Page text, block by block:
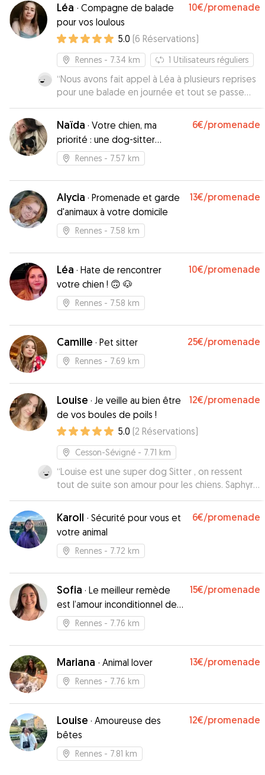
Léa · Compagne de balade
pour vos loulous
10€/promenade
5.0 (6 Réservations)
Rennes - 7.34 km 1 Utilisateurs réguliers
“Nous avons fait appel à Léa à plusieurs reprises
pour une balade en journée et tout se passe
très bien. Léa est ponctuelle, agréable et
attentionnée avec notre chien qui lui fait la fête
à chaque fois qu'elle la retrouve ! Nous avons
pleinement confiance en Léa et continuons de
lui demander de l'aide quand nous avons
Naïda · Votre chien, ma
priorité : une dog-sitter
dévoué pour des moments
complices et une tranquillité
d'esprit totale !
6€/promenade
Rennes - 7.57 km
Alycia · Promenade et garde
d'animaux à votre domicile
13€/promenade
Rennes - 7.58 km
Léa · Hate de rencontrer
votre chien ! 🙃 🐶
10€/promenade
Rennes - 7.58 km
Camille · Pet sitter 25€/promenade
Rennes - 7.69 km
Louise · Je veille au bien être
de vos boules de poils !
12€/promenade
5.0 (2 Réservations)
Cesson-Sévigné - 7.71 km
“Louise est une super dog Sitter , on ressent
tout de suite son amour pour les chiens. Saphyr
en a bien profité pour se faire caliner, ce qu’il
adore 🥰
Karoll · Sécurité pour vous et
votre animal
6€/promenade
Rennes - 7.72 km
Sofia · Le meilleur remède
est l’amour inconditionnel de
votre animal de compagnie
15€/promenade
Rennes - 7.76 km
Mariana · Animal lover 13€/promenade
Rennes - 7.76 km
Louise · Amoureuse des
bêtes
12€/promenade
Rennes - 7.81 km